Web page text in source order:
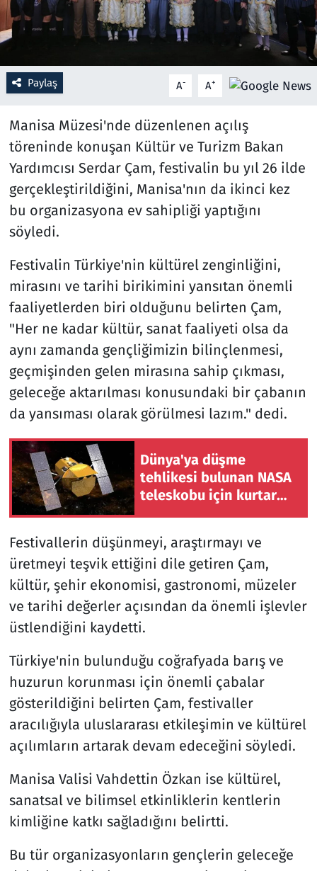
Paylaş A- A+
Manisa Müzesi'nde düzenlenen açılış
töreninde konuşan Kültür ve Turizm Bakan
Yardımcısı Serdar Çam, festivalin bu yıl 26 ilde
gerçekleştirildiğini, Manisa'nın da ikinci kez
bu organizasyona ev sahipliği yaptığını
söyledi.
Festivalin Türkiye'nin kültürel zenginliğini,
mirasını ve tarihi birikimini yansıtan önemli
faaliyetlerden biri olduğunu belirten Çam,
"Her ne kadar kültür, sanat faaliyeti olsa da
aynı zamanda gençliğimizin bilinçlenmesi,
geçmişinden gelen mirasına sahip çıkması,
geleceğe aktarılması konusundaki bir çabanın
da yansıması olarak görülmesi lazım." dedi.
Dünya'ya düşme
tehlikesi bulunan NASA
teleskobu için kurtarma
Festivallerin düşünmeyi, araştırmayı ve
üretmeyi teşvik ettiğini dile getiren Çam,
kültür, şehir ekonomisi, gastronomi, müzeler
ve tarihi değerler açısından da önemli işlevler
üstlendiğini kaydetti.
Türkiye'nin bulunduğu coğrafyada barış ve
huzurun korunması için önemli çabalar
gösterildiğini belirten Çam, festivaller
aracılığıyla uluslararası etkileşimin ve kültürel
açılımların artarak devam edeceğini söyledi.
Manisa Valisi Vahdettin Özkan ise kültürel,
sanatsal ve bilimsel etkinliklerin kentlerin
kimliğine katkı sağladığını belirtti.
Bu tür organizasyonların gençlerin geleceğe
Sağlık
Seçim 2023
Spor
Teknoloji ve Bilim
Televizyon